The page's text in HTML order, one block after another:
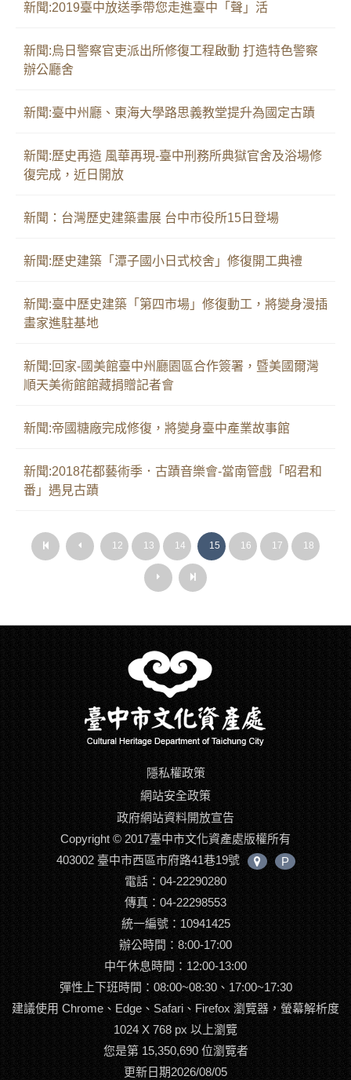
新聞:2019臺中放送季帶您走進臺中「聲」活
新聞:烏日警察官吏派出所修復工程啟動 打造特色警察
辦公廳舍
新聞:臺中州廳、東海大學路思義教堂提升為國定古蹟
新聞:歷史再造 風華再現-臺中刑務所典獄官舍及浴場修
復完成，近日開放
新聞：台灣歷史建築畫展 台中市役所15日登場
新聞:歷史建築「潭子國小日式校舍」修復開工典禮
新聞:臺中歷史建築「第四市場」修復動工，將變身漫插
畫家進駐基地
新聞:回家-國美館臺中州廳園區合作簽署，暨美國爾灣
順天美術館館藏捐贈記者會
新聞:帝國糖廠完成修復，將變身臺中產業故事館
新聞:2018花都藝術季．古蹟音樂會-當南管戲「昭君和
番」遇見古蹟
第
一
第
一
頁
上
一
上
頁
12 13 14 15 16 17 18
下
一
下
頁
最
後
最
後
一
隱私權政策
網站安全政策
政府網站資料開放宣告
Copyright © 2017臺中市文化資產處版權所有
403002 臺中市西區市府路41巷19號
中
P
電話：04-22290280
傳真：04-22298553
統一編號：10941425
辦公時間：8:00-17:00
中午休息時間：12:00-13:00
彈性上下班時間：08:00~08:30、17:00~17:30
建議使用 Chrome、Edge、Safari、Firefox 瀏覽器，螢幕解析度
1024 X 768 px 以上瀏覽
您是第 15,350,690 位瀏覽者
更新日期2026/08/05